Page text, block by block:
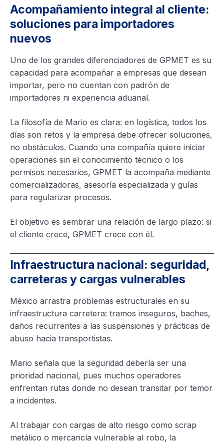
Acompañamiento integral al cliente:
soluciones para importadores
nuevos
Uno de los grandes diferenciadores de GPMET es su
capacidad para acompañar a empresas que desean
importar, pero no cuentan con padrón de
importadores ni experiencia aduanal.
La filosofía de Mario es clara: en logística, todos los
días son retos y la empresa debe ofrecer soluciones,
no obstáculos. Cuando una compañía quiere iniciar
operaciones sin el conocimiento técnico o los
permisos necesarios, GPMET la acompaña mediante
comercializadoras, asesoría especializada y guías
para regularizar procesos.
El objetivo es sembrar una relación de largo plazo: si
el cliente crece, GPMET crece con él.
Infraestructura nacional: seguridad,
carreteras y cargas vulnerables
México arrastra problemas estructurales en su
infraestructura carretera: tramos inseguros, baches,
daños recurrentes a las suspensiones y prácticas de
abuso hacia transportistas.
Mario señala que la seguridad debería ser una
prioridad nacional, pues muchos operadores
enfrentan rutas donde no desean transitar por temor
a incidentes.
Al trabajar con cargas de alto riesgo como scrap
metálico o mercancía vulnerable al robo, la